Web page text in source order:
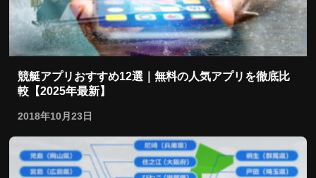
競艇アプリおすすめ12選｜無料の人気アプリを徹底比
較【2025年最新】
2018年10月23日